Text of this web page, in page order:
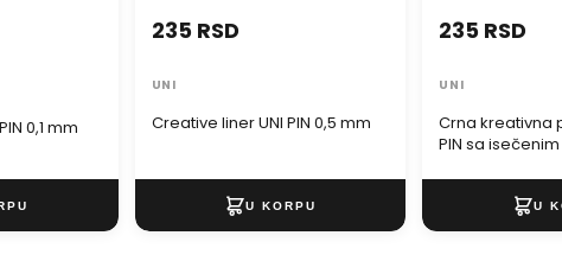
0,1 mm Creative liner UNI PIN 0,5 mm
235 RSD
UNI
Crna kreativna
PIN sa
235 RSD
UNI